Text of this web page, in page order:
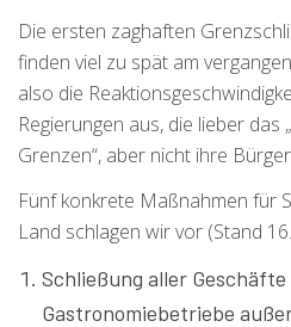
Die ersten zaghaften
finden viel zu spät am
also die
Regierungen aus, die lieber das
Grenzen“, aber nicht ihre
Fünf konkrete Maßnahmen für
Land schlagen wir vor (Stand
Schließung aller Geschäfte
Gastronomiebetriebe